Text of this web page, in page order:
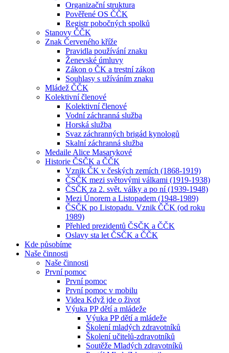
Organizační struktura
Pověřené OS ČČK
Registr pobočných spolků
Stanovy ČČK
Znak Červeného kříže
Pravidla používání znaku
Ženevské úmluvy
Zákon o ČK a trestní zákon
Souhlasy s užíváním znaku
Mládež ČČK
Kolektivní členové
Kolektivní členové
Vodní záchranná služba
Horská služba
Svaz záchranných brigád kynologů
Skalní záchranná služba
Medaile Alice Masarykové
Historie ČSČK a ČČK
Vznik ČK v českých zemích (1868-1919)
ČSČK mezi světovými válkami (1919-1938)
ČSČK za 2. svět. války a po ní (1939-1948)
Mezi Únorem a Listopadem (1948-1989)
ČSČK po Listopadu. Vznik ČČK (od roku
1989)
Přehled prezidentů ČSČK a ČČK
Oslavy sta let ČSČK a ČČK
Kde působíme
Naše činnosti
Naše činnosti
První pomoc
První pomoc
První pomoc v mobilu
Videa Když jde o život
Výuka PP dětí a mládeže
Výuka PP dětí a mládeže
Školení mladých zdravotníků
Školení učitelů-zdravotníků
Soutěže Mladých zdravotníků